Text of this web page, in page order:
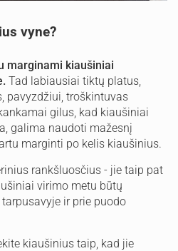
vyne?
marginami kiaušiniai
Tad labiausiai tiktų platus,
pavyzdžiui, troškintuvas
gilus, kad kiaušiniai
galima naudoti mažesnį
marginti po kelis kiaušinius.
rankšluosčius - jie taip pat
virimo metu būtų
tarpusavyje ir prie puodo
kiaušinius taip, kad jie